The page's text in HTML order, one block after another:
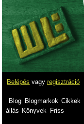
Belépés vagy regisztráció
Blog Blogmarkok Cikkek
állás Könyvek Friss